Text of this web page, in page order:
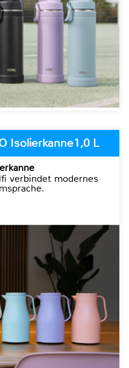
Isolierkanne1,0 L
verbindet modernes